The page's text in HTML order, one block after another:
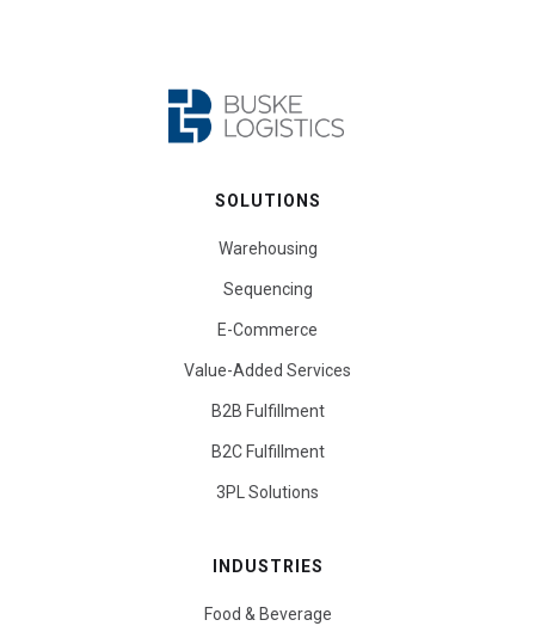
SOLUTIONS
Warehousing
Sequencing
E-Commerce
Value-Added Services
B2B Fulfillment
B2C Fulfillment
3PL Solutions
INDUSTRIES
Food & Beverage